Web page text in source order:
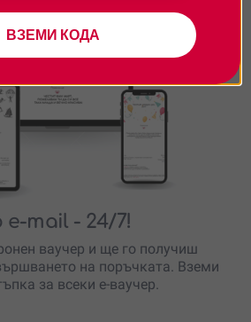
e-mail - 24/7!
ваучер и ще го получиш
на поръчката. Вземи
за всеки е-ваучер.
ВЗЕМИ КОДА